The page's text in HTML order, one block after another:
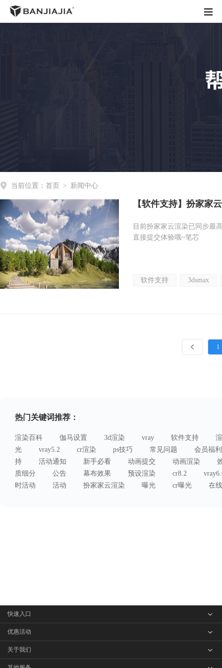
当前位置： 首页 > 新闻中心
【软件支持】扮家家
目前扮家家云渲染已同步最
直接提交体验哦~笔芯
软件支持 3dsmax
1
热门关键词推荐：
渲染百科 伽马设置 3d渲染 vray 软件支持
光
vray5.2 cr渲染 ps技巧 常见问题
会员福利
持
活动通知 新手必看 动画提交 动画渲染
质细分
公告 幕布效果 预设渲染 cr8.2
时活动
活动 扮家家云渲染 曝光 cr曝光 在
快速入口
客户端下载
渲染价格
优惠活动
分享活动
关于我们